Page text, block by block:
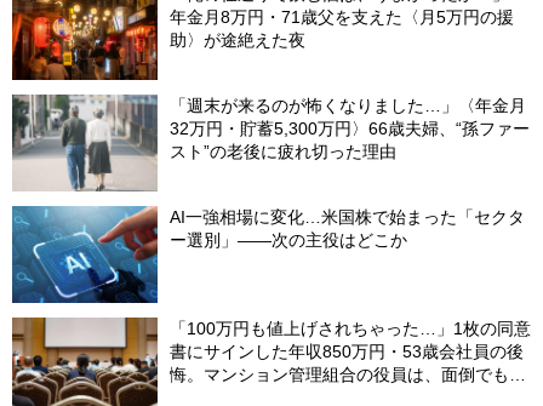
年金月8万円・71歳父を支えた〈月5万円の援
助〉が途絶えた夜
「週末が来るのが怖くなりました…」〈年金月
32万円・貯蓄5,300万円〉66歳夫婦、“孫ファー
スト”の老後に疲れ切った理由
AI一強相場に変化…米国株で始まった「セクタ
ー選別」――次の主役はどこか
「100万円も値上げされちゃった…」1枚の同意
書にサインした年収850万円・53歳会社員の後
悔。マンション管理組合の役員は、面倒でも自